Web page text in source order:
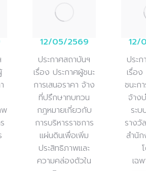
พ
12/05/2569
ประกาศสถาบันฯ
เรื่อง ประกาศผู้ชนะ
การเสนอราคา จ้าง
ที่ปรึกษาทบทวน
กฎหมายเกี่ยวกับ
การบริหารราชการ
แผ่นดินเพื่อเพิ่ม
ประสิทธิภาพและ
ความคล่องตัวใน
12/
ประ
เรื่อง
ชนะก
จ้าง
ระ
รางวั
สำนั
เฉพ